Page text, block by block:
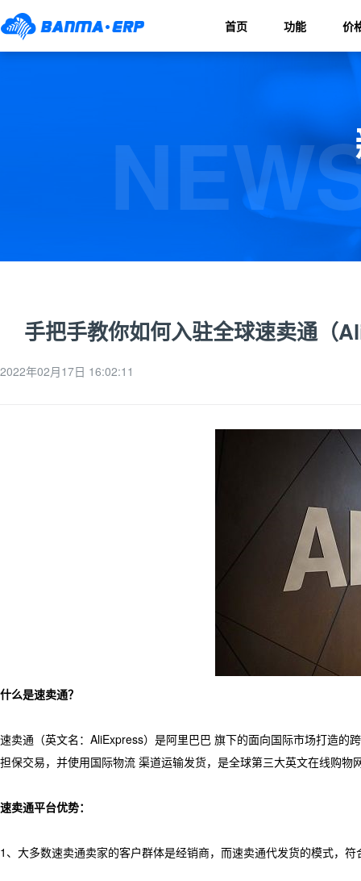
首页 功能 价
手把手教你如何入驻全球速卖通（
2022年02月17日 16:02:11
什么是速卖通？
速卖通（英文名：AliExpress）是阿里巴巴 旗下的面向国际市场打造的
担保交易，并使用国际物流 渠道运输发货，是全球第三大英文在线购物
速卖通平台优势：
1、大多数速卖通卖家的客户群体是经销商，而速卖通代发货的模式，